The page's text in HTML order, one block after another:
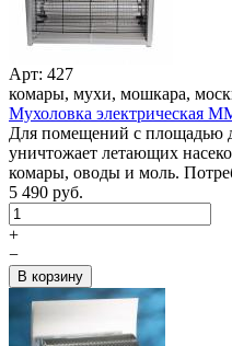
Арт: 427
комары, мухи, мошкара,
Мухоловка электрическая
Для помещений с площадью
уничтожает летающих
комары, оводы и моль.
5 490 руб.
+
−